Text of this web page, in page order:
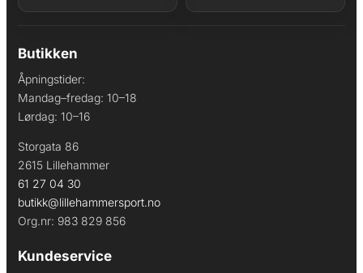
Butikken
Åpningstider:
Mandag–fredag: 10–18
Lørdag: 10–16
Storgata 86
2615 Lillehammer
61 27 04 30
butikk@lillehammersport.no
Org.nr: 983 829 856
Kundeservice